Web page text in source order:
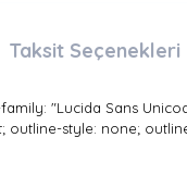
Taksit Seçenekleri
"Lucida Sans
style: none;